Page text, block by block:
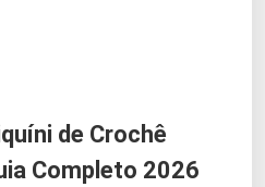
de Crochê
Completo 2026